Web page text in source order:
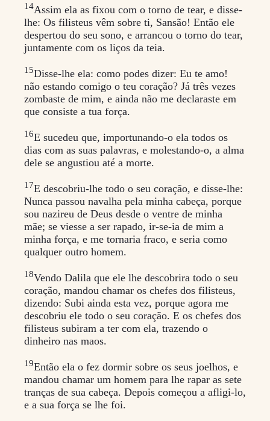
14Assim ela as fixou com o torno de tear, e disse-
lhe: Os filisteus vêm sobre ti, Sansão! Então ele
despertou do seu sono, e arrancou o torno do tear,
juntamente com os liços da teia.
15Disse-lhe ela: como podes dizer: Eu te amo!
não estando comigo o teu coração? Já três vezes
zombaste de mim, e ainda não me declaraste em
que consiste a tua força.
16E sucedeu que, importunando-o ela todos os
dias com as suas palavras, e molestando-o, a alma
dele se angustiou até a morte.
17E descobriu-lhe todo o seu coração, e disse-lhe:
Nunca passou navalha pela minha cabeça, porque
sou nazireu de Deus desde o ventre de minha
mãe; se viesse a ser rapado, ir-se-ia de mim a
minha força, e me tornaria fraco, e seria como
qualquer outro homem.
18Vendo Dalila que ele lhe descobrira todo o seu
coração, mandou chamar os chefes dos filisteus,
dizendo: Subi ainda esta vez, porque agora me
descobriu ele todo o seu coração. E os chefes dos
filisteus subiram a ter com ela, trazendo o
dinheiro nas maos.
19Então ela o fez dormir sobre os seus joelhos, e
mandou chamar um homem para lhe rapar as sete
tranças de sua cabeça. Depois começou a afligi-lo,
e a sua força se lhe foi.